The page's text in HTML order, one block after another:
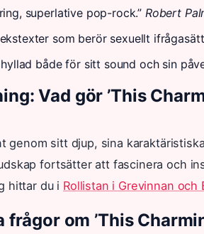
superlative pop-rock.” Robert
som berör sexuellt
hyllad både för sitt sound och sin
Vad gör ’This
genom sitt djup, sina
fortsätter att fascinera och
hittar du i Rollistan i Grevinnan
frågor om ’This